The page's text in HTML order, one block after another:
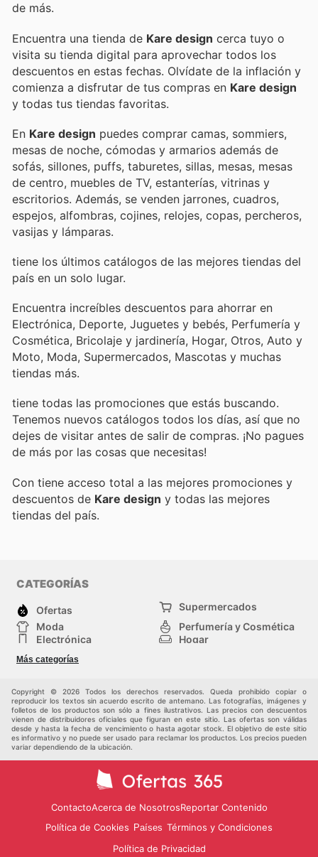
de más.
Encuentra una tienda de Kare design cerca tuyo o
visita su tienda digital para aprovechar todos los
descuentos en estas fechas. Olvídate de la inflación y
comienza a disfrutar de tus compras en Kare design
y todas tus tiendas favoritas.
En Kare design puedes comprar camas, sommiers,
mesas de noche, cómodas y armarios además de
sofás, sillones, puffs, taburetes, sillas, mesas, mesas
de centro, muebles de TV, estanterías, vitrinas y
escritorios. Además, se venden jarrones, cuadros,
espejos, alfombras, cojines, relojes, copas, percheros,
vasijas y lámparas.
tiene los últimos catálogos de las mejores tiendas del
país en un solo lugar.
Encuentra increíbles descuentos para ahorrar en
Electrónica, Deporte, Juguetes y bebés, Perfumería y
Cosmética, Bricolaje y jardinería, Hogar, Otros, Auto y
Moto, Moda, Supermercados, Mascotas y muchas
tiendas más.
tiene todas las promociones que estás buscando.
Tenemos nuevos catálogos todos los días, así que no
dejes de visitar antes de salir de compras. ¡No pagues
de más por las cosas que necesitas!
Con tiene acceso total a las mejores promociones y
descuentos de Kare design y todas las mejores
tiendas del país.
CATEGORÍAS
Ofertas
Supermercados
Moda
Perfumería y Cosmética
Electrónica
Hogar
Deporte
Juguetes y bebés
Más categorías
Copyright © 2026 Todos los derechos reservados. Queda prohibido copiar o
reproducir los textos sin acuerdo escrito de antemano. Las fotografías, imágenes y
folletos de los productos son sólo a fines ilustrativos. Las precios con descuentos
vienen de distribuidores oficiales que figuran en este sitio. Las ofertas son válidas
desde y hasta la fecha de vencimiento o hasta agotar stock. El objetivo de este sitio
es informativo y no puede ser usado para reclamar los productos. Los precios pueden
variar dependiendo de la ubicación.
ContactoAcerca de NosotrosReportar Contenido
Política de Cookies Países Términos y Condiciones
Política de Privacidad